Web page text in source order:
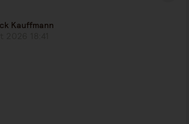
Kauffmann